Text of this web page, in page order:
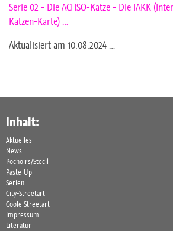
Serie 02 - Die ACHSO-Katze - Die IAKK
Katzen-Karte) …
Aktualisiert am 10.08.2024 …
Inhalt:
Aktuelles
News
Pochoirs/Stecil
Paste-Up
Serien
City-Streetart
Coole Streetart
Impressum
Literatur